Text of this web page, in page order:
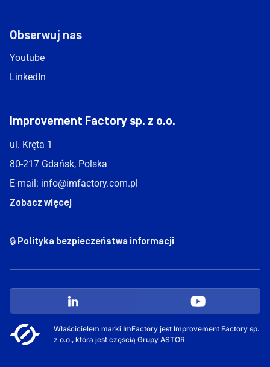
Obserwuj nas
Youtube
LinkedIn
Improvement Factory sp. z o.o.
ul. Kręta 1
80-217 Gdańsk, Polska
E-mail: info@imfactory.com.pl
Zobacz więcej
🔒 Polityka bezpieczeństwa informacji
Właścicielem marki ImFactory jest Improvement Factory sp.
z o.o., która jest częścią Grupy ASTOR